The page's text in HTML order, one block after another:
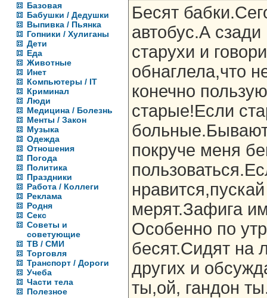
Базовая
Бабушки / Дедушки
Выпивка / Пьянка
Гопники / Хулиганы
Дети
Еда
Животные
Инет
Компьютеры / IT
Криминал
Люди
Медицина / Болезнь
Менты / Закон
Музыка
Одежда
Отношения
Погода
Политика
Праздники
Работа / Коллеги
Реклама
Родня
Секс
Советы и
советующие
ТВ / СМИ
Торговля
Транспорт / Дороги
Учеба
Части тела
Полезное
Бесят
автобус.А
старухи и
обнаглела,что
конечно
старые!Если
больные.Бывают
покруче меня
мерят.Зафига
Особенно по
бесят.Сидят на
других и
ты,ой, гандон